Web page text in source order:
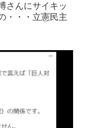
さんにサイキッ
・・・立憲民主